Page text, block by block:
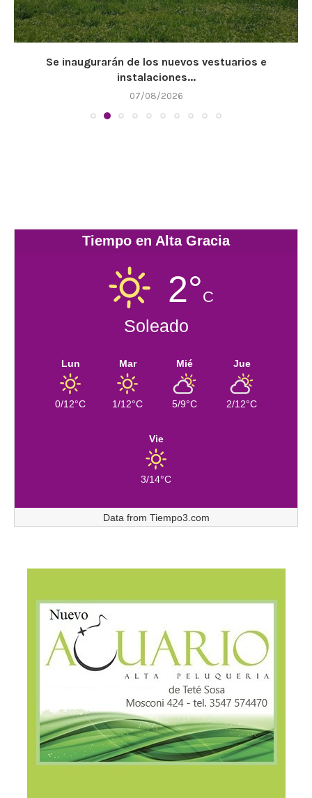
Se inaugurarán de los nuevos vestuarios e
instalaciones...
07/08/2026
Tiempo en Alta Gracia
2°C
Soleado
Lun
0/12°C
Mar
1/12°C
Mié
5/9°C
Jue
2/12°C
Vie
3/14°C
Data from Tiempo3.com